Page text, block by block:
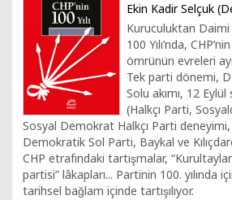
Ekin Kadir Selçuk
Kuruculuktan Daimi
100 Yılı’nda,
ömrünün evreleri
Tek parti dönemi,
Solu akımı, 12 Eylül
(Halkçı Parti,
Sosyal Demokrat Halkçı Parti deneyimi,
Demokratik Sol Parti, Baykal ve
CHP etrafındaki tartışmalar,
partisi” lâkapları... Partinin 100. yılında
tarihsel bağlam içinde tartışılıyor.